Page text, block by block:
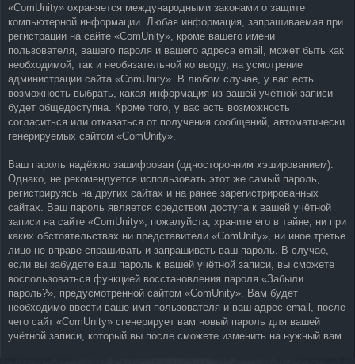
«ComUnity» охраняется международными законами о защите
компьютерной информации. Любая информация, запрашиваемая при
регистрации на сайте «ComUnity», кроме вашего имени
пользователя, вашего пароля и вашего адреса email, может быть как
необходимой, так и необязательной ко вводу, на усмотрение
администрации сайта «ComUnity». В любом случае, у вас есть
возможность выбрать, какая информация из вашей учётной записи
будет общедоступна. Кроме того, у вас есть возможность
согласиться или отказаться от получения сообщений, автоматически
генерируемых сайтом «ComUnity».
Ваш пароль надёжно зашифрован (односторонним хэшированием).
Однако, не рекомендуется использовать этот же самый пароль,
регистрируясь на других сайтах и на ранее зарегистрированных
сайтах. Ваш пароль является средством доступа к вашей учётной
записи на сайте «ComUnity», пожалуйста, храните его в тайне, ни при
каких обстоятельствах ни представители «ComUnity», ни иное третье
лицо не вправе спрашивать и запрашивать ваш пароль. В случае,
если вы забудете ваш пароль к вашей учётной записи, вы сможете
воспользоваться функцией восстановления пароля «Забыли
пароль?», предусмотренной сайтом «ComUnity». Вам будет
необходимо ввести ваше имя пользователя и ваш адрес email, после
чего сайт «ComUnity» сгенерирует вам новый пароль для вашей
учётной записи, который вы после сможете изменить на нужный вам.